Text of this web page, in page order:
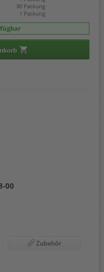
80 Packung
1 Packung
00
Zubehör